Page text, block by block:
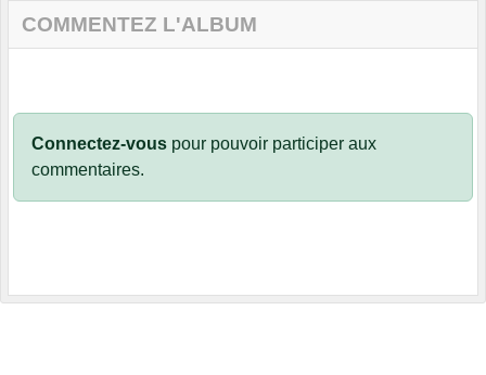
COMMENTEZ L'ALBUM
Connectez-vous pour pouvoir participer aux
commentaires.